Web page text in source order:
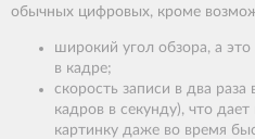
обычных цифровых, кроме
широкий угол обзора, а
в кадре;
скорость записи в два
кадров в секунду), что
картинку даже во время